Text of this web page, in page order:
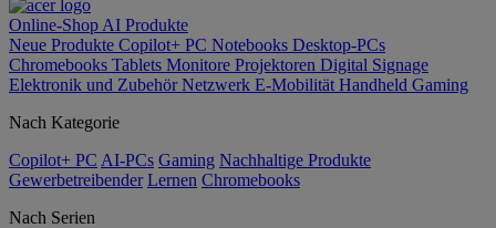
Online-Shop AI Produkte
Neue Produkte Copilot+ PC Notebooks Desktop-PCs
Chromebooks Tablets Monitore Projektoren Digital Signage
Elektronik und ZubehörNetzwerk E-Mobilität Handheld Gaming
Nach Kategorie
Copilot+ PC AI-PCs Gaming Nachhaltige Produkte
Gewerbetreibender Lernen Chromebooks
Nach Serien